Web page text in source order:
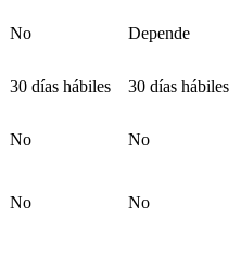
No Depende
30 días hábiles
30 días hábiles
No No
No No